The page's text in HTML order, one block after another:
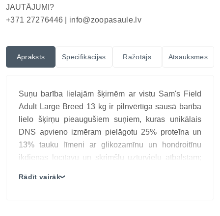
JAUTĀJUMI?
+371 27276446 | info@zoopasaule.lv
Apraksts Specifikācijas Ražotājs Atsauksmes
Suņu barība lielajām šķirnēm ar vistu Sam's Field
Adult Large Breed 13 kg ir pilnvērtīga sausā barība
lielo šķirņu pieaugušiem suņiem, kuras unikālais
DNS apvieno izmēram pielāgotu 25% proteīna un
13% tauku līmeni ar glikozamīnu un hondroitīnu
ikdienas locītavu un skrimšļu uzturvielu atbalstam;
Rādīt vairāk❯